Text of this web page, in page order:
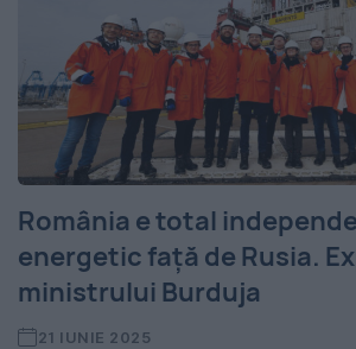
România e total
energetic față de Rusia.
ministrului Burduja
21 IUNIE 2025